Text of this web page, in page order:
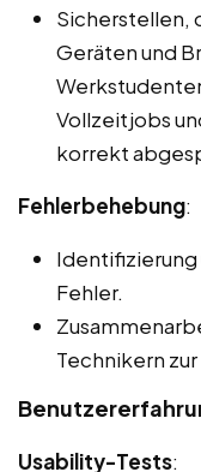
Sicherstellen,
Geräten und
Vollzeitjobs
korrekt
Fehlerbehebung:
Fehler.
Technikern
Usability-Tests: